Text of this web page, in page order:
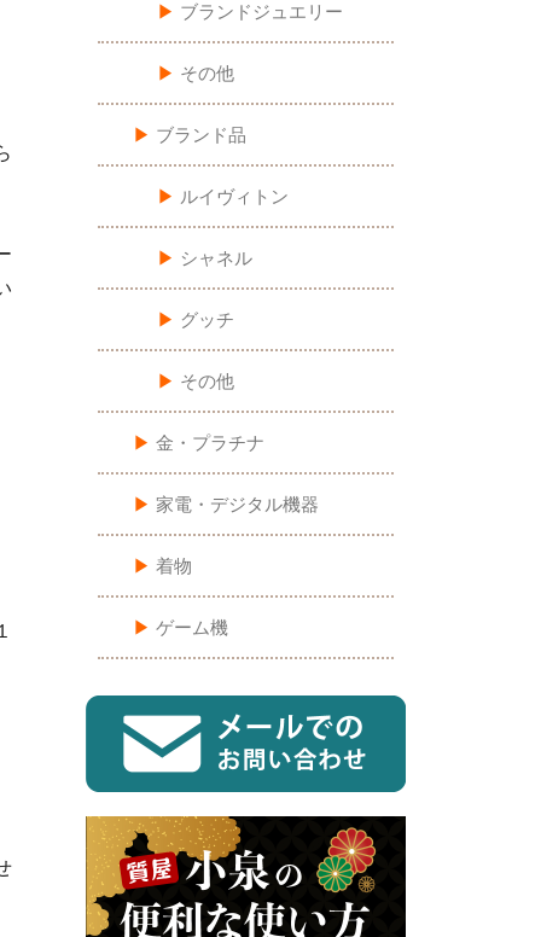
▶︎ ブランドジュエリー
▶︎ その他
▶︎ ブランド品
▶︎ ルイヴィトン
▶︎ シャネル
▶︎ グッチ
▶︎ その他
▶︎ 金・プラチナ
▶︎ 家電・デジタル機器
▶︎ 着物
▶︎ ゲーム機